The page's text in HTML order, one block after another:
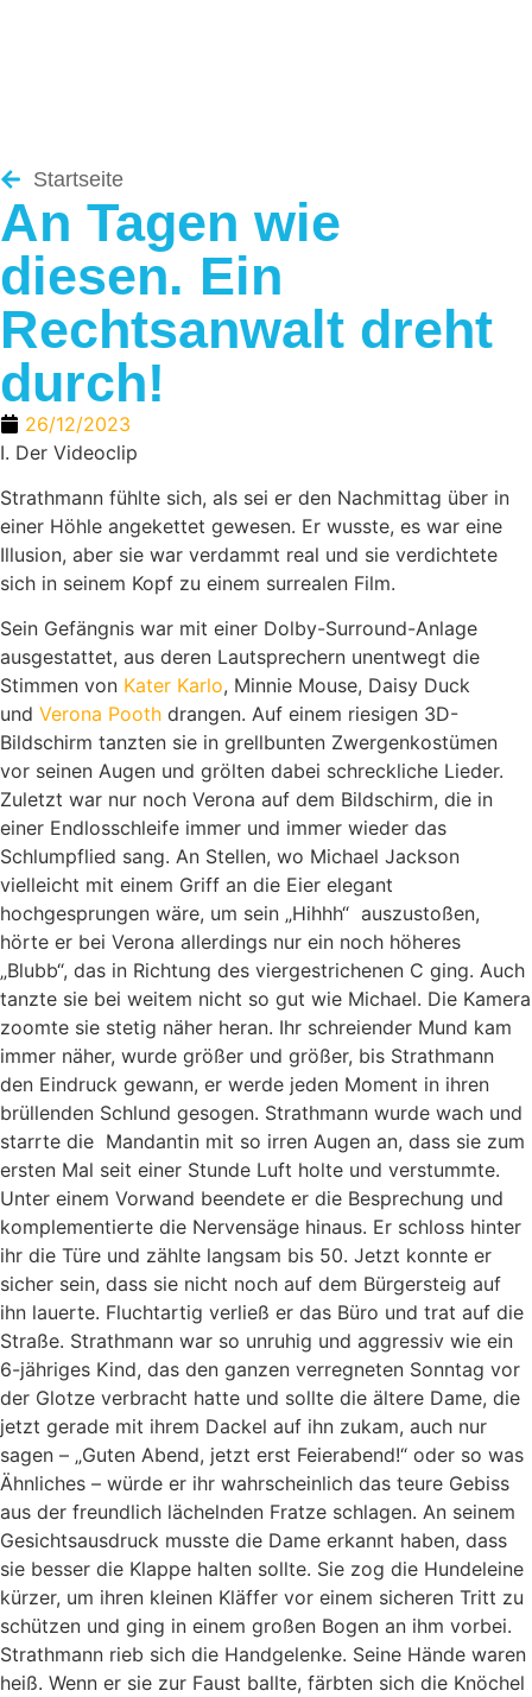
Startseite
An Tagen wie
diesen. Ein
Rechtsanwalt dreht
durch!
26/12/2023
I. Der Videoclip
Strathmann fühlte sich, als sei er den Nachmittag über in
einer Höhle angekettet gewesen. Er wusste, es war eine
Illusion, aber sie war verdammt real und sie verdichtete
sich in seinem Kopf zu einem surrealen Film.
Sein Gefängnis war mit einer Dolby-Surround-Anlage
ausgestattet, aus deren Lautsprechern unentwegt die
Stimmen von Kater Karlo, Minnie Mouse, Daisy Duck
und Verona Pooth drangen. Auf einem riesigen 3D-
Bildschirm tanzten sie in grellbunten Zwergenkostümen
vor seinen Augen und grölten dabei schreckliche Lieder.
Zuletzt war nur noch Verona auf dem Bildschirm, die in
einer Endlosschleife immer und immer wieder das
Schlumpflied sang. An Stellen, wo Michael Jackson
vielleicht mit einem Griff an die Eier elegant
hochgesprungen wäre, um sein „Hihhh“ auszustoßen,
hörte er bei Verona allerdings nur ein noch höheres
„Blubb“, das in Richtung des viergestrichenen C ging. Auch
tanzte sie bei weitem nicht so gut wie Michael. Die Kamera
zoomte sie stetig näher heran. Ihr schreiender Mund kam
immer näher, wurde größer und größer, bis Strathmann
den Eindruck gewann, er werde jeden Moment in ihren
brüllenden Schlund gesogen. Strathmann wurde wach und
starrte die Mandantin mit so irren Augen an, dass sie zum
ersten Mal seit einer Stunde Luft holte und verstummte.
Unter einem Vorwand beendete er die Besprechung und
komplementierte die Nervensäge hinaus. Er schloss hinter
ihr die Türe und zählte langsam bis 50. Jetzt konnte er
sicher sein, dass sie nicht noch auf dem Bürgersteig auf
ihn lauerte. Fluchtartig verließ er das Büro und trat auf die
Straße. Strathmann war so unruhig und aggressiv wie ein
6-jähriges Kind, das den ganzen verregneten Sonntag vor
der Glotze verbracht hatte und sollte die ältere Dame, die
jetzt gerade mit ihrem Dackel auf ihn zukam, auch nur
sagen – „Guten Abend, jetzt erst Feierabend!“ oder so was
Ähnliches – würde er ihr wahrscheinlich das teure Gebiss
aus der freundlich lächelnden Fratze schlagen. An seinem
Gesichtsausdruck musste die Dame erkannt haben, dass
sie besser die Klappe halten sollte. Sie zog die Hundeleine
kürzer, um ihren kleinen Kläffer vor einem sicheren Tritt zu
schützen und ging in einem großen Bogen an ihm vorbei.
Strathmann rieb sich die Handgelenke. Seine Hände waren
heiß. Wenn er sie zur Faust ballte, färbten sich die Knöchel